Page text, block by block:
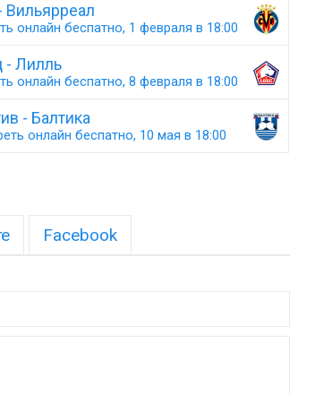
Вильярреал
онлайн беспатно, 1 февраля в 18:00
- Лилль
онлайн беспатно, 8 февраля в 18:00
- Балтика
онлайн беспатно, 10 мая в 18:00
Facebook